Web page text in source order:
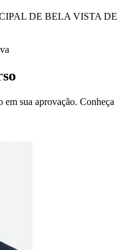
DE BELA VISTA DE
sua aprovação. Conheça